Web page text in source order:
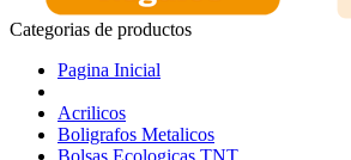
Categorias de productos
Pagina Inicial
Acrilicos
Boligrafos Metalicos
Bolsas Ecologicas TNT